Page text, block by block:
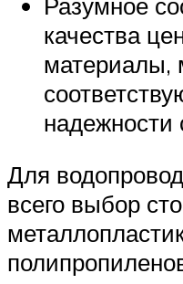
качества
материалы,
надежности
Для
всего выбор